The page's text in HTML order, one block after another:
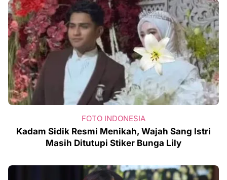
FOTO INDONESIA
Kadam Sidik Resmi Menikah, Wajah Sang Istri
Masih Ditutupi Stiker Bunga Lily